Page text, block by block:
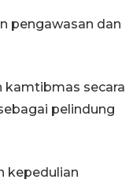
pengawasan dan
kamtibmas secara
pelindung
kepedulian